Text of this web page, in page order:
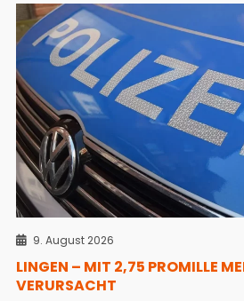
9. August 2026
LINGEN – MIT 2,75 PROMILLE
VERURSACHT